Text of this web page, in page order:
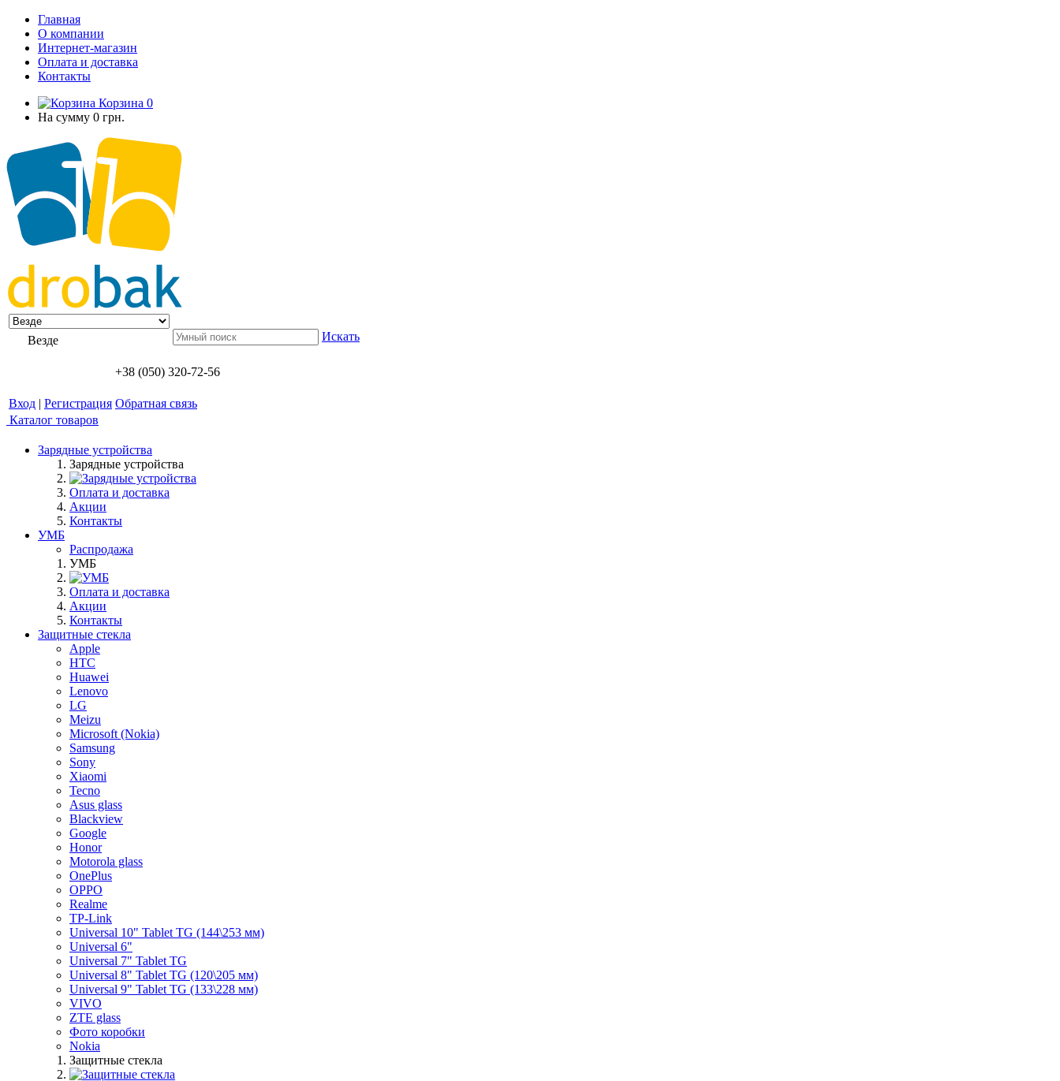
Главная
О компании
Интернет-магазин
Оплата и доставка
Контакты
Корзина 0
На сумму 0 грн.
Везде Искать
+38 (050) 320-72-56
Вход | Регистрация Обратная связь
Каталог товаров
Зарядные устройства
Зарядные устройства
Оплата и доставка
Акции
Контакты
УМБ
Распродажа
УМБ
Оплата и доставка
Акции
Контакты
Защитные стекла
Apple
HTC
Huawei
Lenovo
LG
Meizu
Microsoft (Nokia)
Samsung
Sony
Xiaomi
Tecno
Asus glass
Blackview
Google
Honor
Motorola glass
OnePlus
OPPO
Realme
TP-Link
Universal 10" Tablet TG (144\253 мм)
Universal 6"
Universal 7" Tablet TG
Universal 8" Tablet TG (120\205 мм)
Universal 9" Tablet TG (133\228 мм)
VIVO
ZTE glass
Фото коробки
Nokia
Защитные стекла